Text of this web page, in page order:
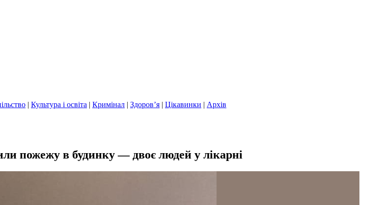
| Культура і освіта | Кримінал | Здоров’я | Цікавинки | Архів
пожежу в будинку — двоє людей у лікарні